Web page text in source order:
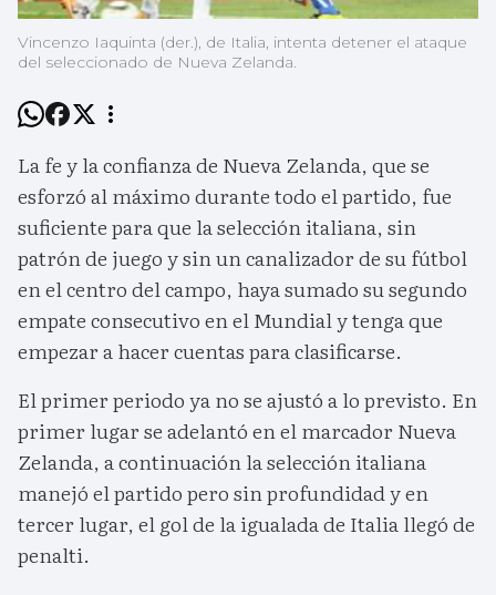
Vincenzo Iaquinta (der.), de Italia, intenta detener el ataque
del seleccionado de Nueva Zelanda.
La fe y la confianza de Nueva Zelanda, que se
esforzó al máximo durante todo el partido, fue
suficiente para que la selección italiana, sin
patrón de juego y sin un canalizador de su fútbol
en el centro del campo, haya sumado su segundo
empate consecutivo en el Mundial y tenga que
empezar a hacer cuentas para clasificarse.
El primer periodo ya no se ajustó a lo previsto. En
primer lugar se adelantó en el marcador Nueva
Zelanda, a continuación la selección italiana
manejó el partido pero sin profundidad y en
tercer lugar, el gol de la igualada de Italia llegó de
penalti.